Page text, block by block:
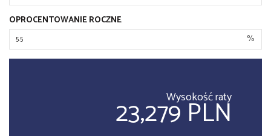
OPROCENTOWANIE ROCZNE
%
Wysokość raty
23,279 PLN